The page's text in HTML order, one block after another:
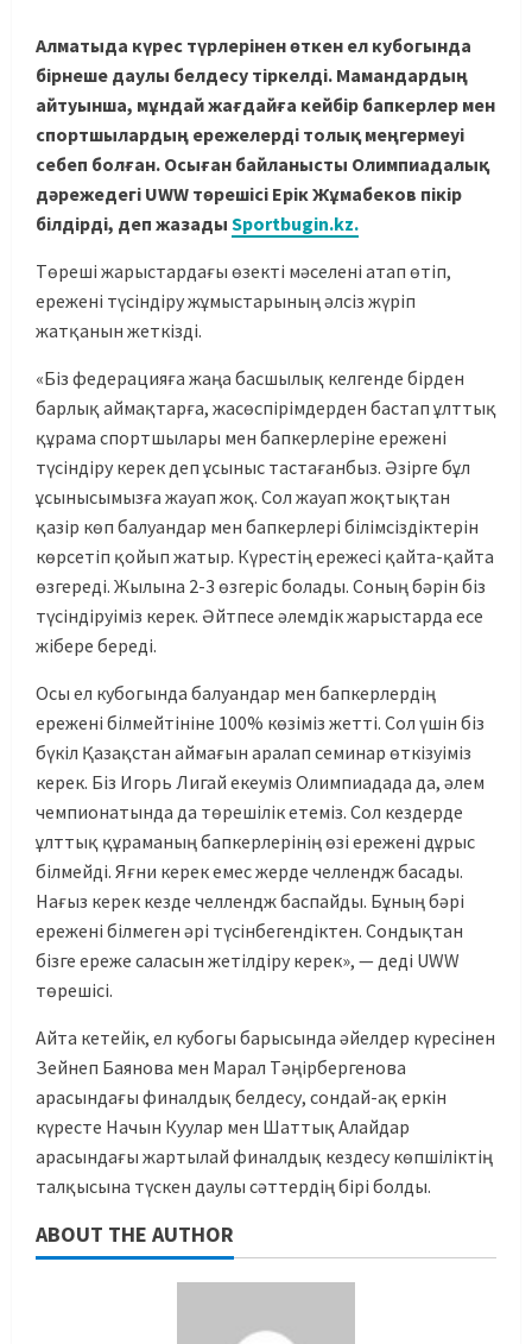
Алматыда күрес түрлерінен өткен ел кубогында
бірнеше даулы белдесу тіркелді. Мамандардың
айтуынша, мұндай жағдайға кейбір бапкерлер мен
спортшылардың ережелерді толық меңгермеуі
себеп болған. Осыған байланысты Олимпиадалық
дәрежедегі UWW төрешісі Ерік Жұмабеков пікір
білдірді, деп жазады Sportbugin.kz.
Төреші жарыстардағы өзекті мәселені атап өтіп,
ережені түсіндіру жұмыстарының әлсіз жүріп
жатқанын жеткізді.
«Біз федерацияға жаңа басшылық келгенде бірден
барлық аймақтарға, жасөспірімдерден бастап ұлттық
құрама спортшылары мен бапкерлеріне ережені
түсіндіру керек деп ұсыныс тастағанбыз. Әзірге бұл
ұсынысымызға жауап жоқ. Сол жауап жоқтықтан
қазір көп балуандар мен бапкерлері білімсіздіктерін
көрсетіп қойып жатыр. Күрестің ережесі қайта-қайта
өзгереді. Жылына 2-3 өзгеріс болады. Соның бәрін біз
түсіндіруіміз керек. Әйтпесе әлемдік жарыстарда есе
жібере береді.
Осы ел кубогында балуандар мен бапкерлердің
ережені білмейтініне 100% көзіміз жетті. Сол үшін біз
бүкіл Қазақстан аймағын аралап семинар өткізуіміз
керек. Біз Игорь Лигай екеуміз Олимпиадада да, әлем
чемпионатында да төрешілік етеміз. Сол кездерде
ұлттық құраманың бапкерлерінің өзі ережені дұрыс
білмейді. Яғни керек емес жерде челлендж басады.
Нағыз керек кезде челлендж баспайды. Бұның бәрі
ережені білмеген әрі түсінбегендіктен. Сондықтан
бізге ереже саласын жетілдіру керек», — деді UWW
төрешісі.
Айта кетейік, ел кубогы барысында әйелдер күресінен
Зейнеп Баянова мен Марал Тәңірбергенова
арасындағы финалдық белдесу, сондай-ақ еркін
күресте Начын Куулар мен Шаттық Алайдар
арасындағы жартылай финалдық кездесу көпшіліктің
талқысына түскен даулы сәттердің бірі болды.
ABOUT THE AUTHOR